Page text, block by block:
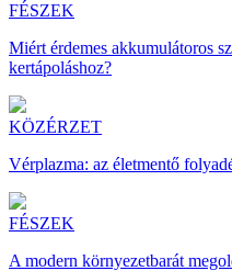
FÉSZEK
Miért érdemes akkumulátoros
kertápoláshoz?
KÖZÉRZET
Vérplazma: az életmentő
FÉSZEK
A modern környezetbarát